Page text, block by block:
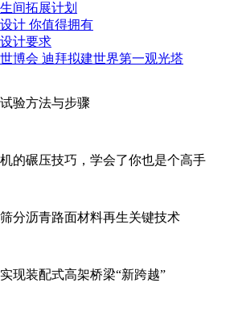
间拓展计划
计 你值得拥有
计要求
博会 迪拜拟建世界第一观光塔
验方法与步骤
的碾压技巧，学会了你也是个高手
分沥青路面材料再生关键技术
现装配式高架桥梁“新跨越”